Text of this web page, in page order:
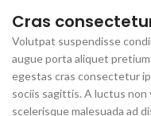
Cras
Volutpat suspendisse
augue porta aliquet
egestas cras consectetur
sociis sagittis. A luctus
scelerisque malesuada ad